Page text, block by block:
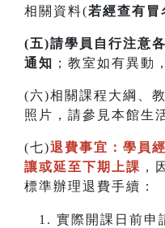
相關資料(若經查有冒
(五)請學員自行注意
通知 ；教室如有異動
(六)相關課程大綱、
照片，請參見本館生
(七)退費事宜：學員
讓或延至下期上課 ，
標準辦理退費手續：
實際開課日前申